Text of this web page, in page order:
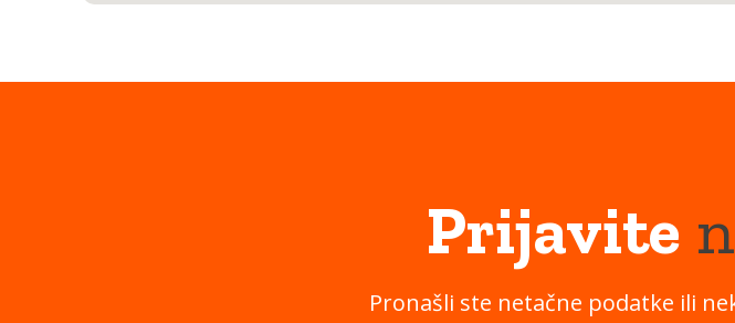
Prijavite
Pronašli ste netačne podatke ili